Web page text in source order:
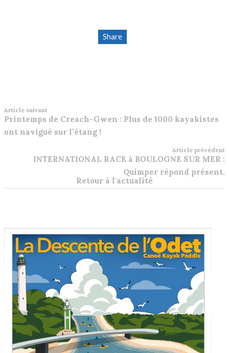
Share
Article suivant
Printemps de Creach-Gwen : Plus de 1000 kayakistes
ont navigué sur l’étang !
Article précédent
INTERNATIONAL RACE à BOULOGNE SUR MER :
Quimper répond présent.
Retour à l'actualité